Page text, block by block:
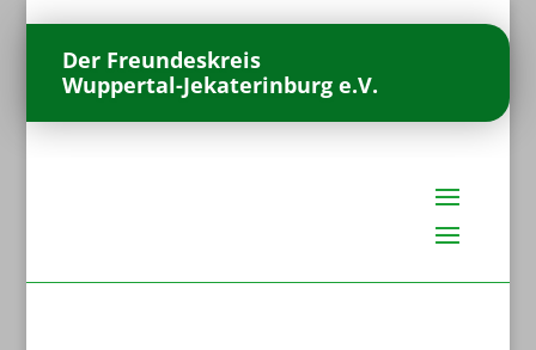
Der Freundeskreis
Wuppertal-Jekaterinburg e.V.